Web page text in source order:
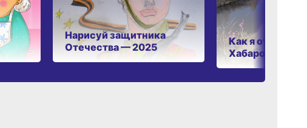
Нарисуй защитника
Отечества — 2025
Как я отдыхаю в
Хабаровском